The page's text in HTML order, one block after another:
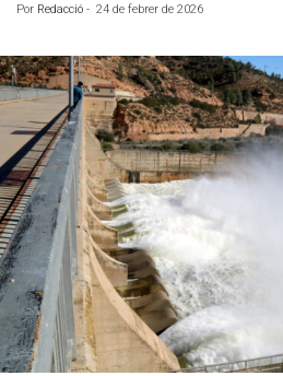
Por Redacció - 24 de febrer de 2026